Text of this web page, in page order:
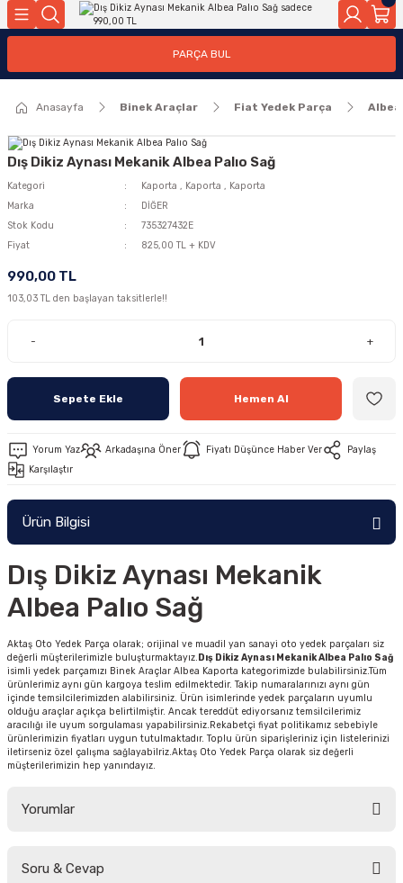
PARÇA BUL
Anasayfa Binek Araçlar Fiat Yedek Parça Albea
Dış Dikiz Aynası Mekanik Albea Palıo Sağ
Kategori Kaporta , Kaporta , Kaporta
Marka
DİĞER
Stok Kodu
735327432E
Fiyat
825,00 TL + KDV
990,00 TL
103,03 TL den başlayan taksitlerle!!
- +
Sepete Ekle Hemen Al
Yorum Yaz Arkadaşına Öner Fiyatı Düşünce Haber Ver
Paylaş
Karşılaştır
Ürün Bilgisi
Dış Dikiz Aynası Mekanik
Albea Palıo Sağ
Aktaş Oto Yedek Parça olarak; orijinal ve muadil yan sanayi oto yedek parçaları siz
değerli müşterilerimizle buluşturmaktayız.Dış Dikiz Aynası Mekanik Albea Palıo Sağ
isimli yedek parçamızı Binek Araçlar Albea Kaporta kategorimizde bulabilirsiniz.Tüm
ürünlerimiz aynı gün kargoya teslim edilmektedir. Takip numaralarınızı aynı gün
içinde temsilcilerimizden alabilirsiniz. Ürün isimlerinde yedek parçaların uyumlu
olduğu araçlar açıkça belirtilmiştir. Ancak tereddüt ediyorsanız temsilcilerimiz
aracılığı ile uyum sorgulaması yapabilirsiniz.Rekabetçi fiyat politikamız sebebiyle
ürünlerimizin fiyatları uygun tutulmaktadır. Toplu ürün siparişleriniz için listelerinizi
iletirseniz özel çalışma sağlayabilriz.Aktaş Oto Yedek Parça olarak siz değerli
müşterilerimizin hep yanındayız.
Yorumlar
Soru & Cevap